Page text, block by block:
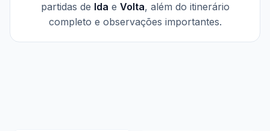
partidas de Ida e Volta, além do itinerário
completo e observações importantes.